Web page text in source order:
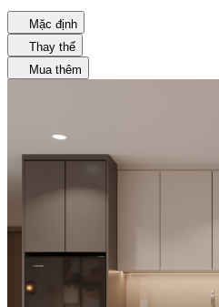
Mặc định
Thay thế
Mua thêm